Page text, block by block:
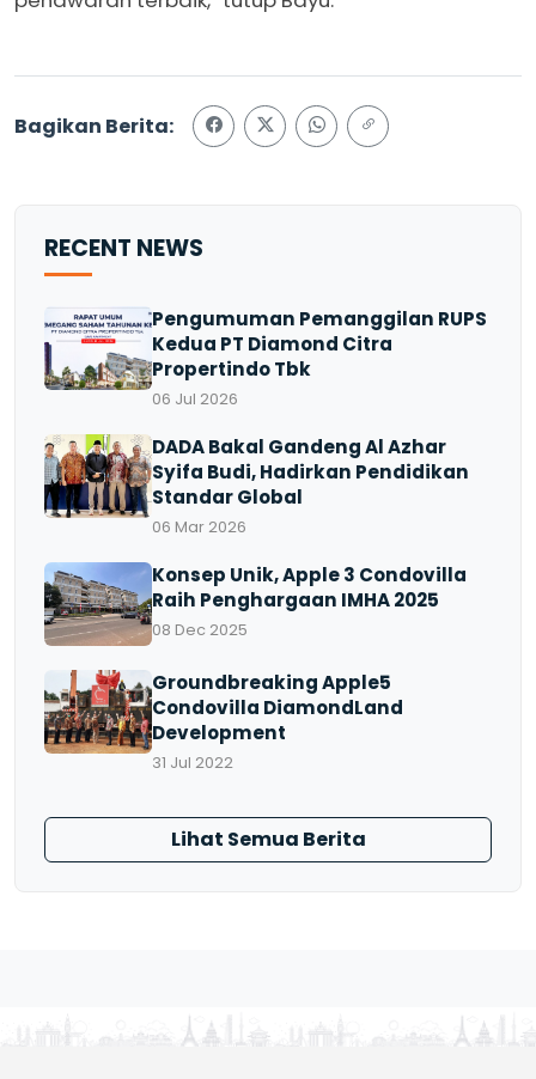
Bagikan Berita:
RECENT NEWS
Pengumuman Pemanggilan RUPS
Kedua PT Diamond Citra
Propertindo Tbk
06 Jul 2026
DADA Bakal Gandeng Al Azhar
Syifa Budi, Hadirkan Pendidikan
Standar Global
06 Mar 2026
Konsep Unik, Apple 3 Condovilla
Raih Penghargaan IMHA 2025
08 Dec 2025
Groundbreaking Apple5
Condovilla DiamondLand
Development
31 Jul 2022
Lihat Semua Berita